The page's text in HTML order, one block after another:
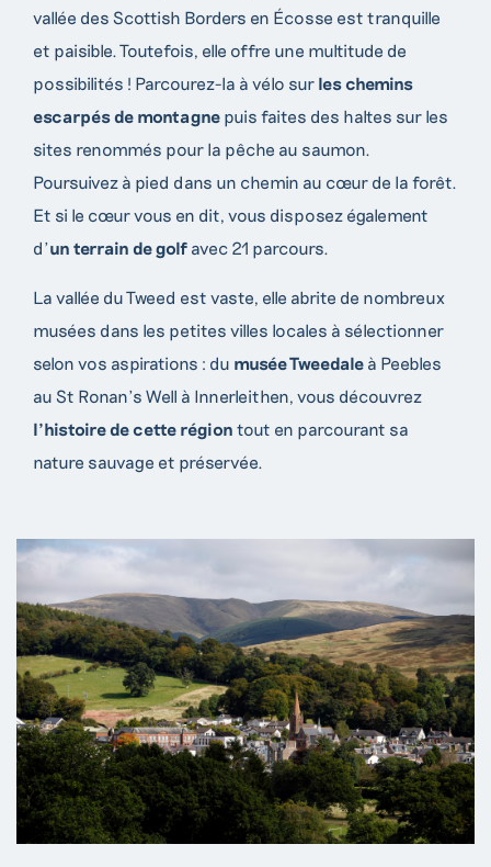
vallée des Scottish Borders en Écosse est tranquille
et paisible. Toutefois, elle offre une multitude de
possibilités ! Parcourez-la à vélo sur les chemins
escarpés de montagne puis faites des haltes sur les
sites renommés pour la pêche au saumon.
Poursuivez à pied dans un chemin au cœur de la forêt.
Et si le cœur vous en dit, vous disposez également
d’un terrain de golf avec 21 parcours.
La vallée du Tweed est vaste, elle abrite de nombreux
musées dans les petites villes locales à sélectionner
selon vos aspirations : du musée Tweedale à Peebles
au St Ronan’s Well à Innerleithen, vous découvrez
l’histoire de cette région tout en parcourant sa
nature sauvage et préservée.